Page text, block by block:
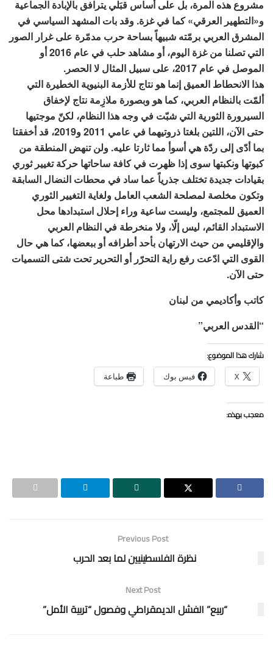
مشروع هذه المرة، بل على أساس قبَلي يترافق بالإبادة الجماعية
و«التطهير العرقي» كما في غزة. وقد بات المشهد السياسي في
المشرق العربي برمّته شبيهاً بساحة حرب مدمّرة على غرار الصور
التي تصلنا من غزة اليوم، أو مشاهد حلب في عام 2016 أو
الموصل في عام 2017، على سبيل المثال لا الحصر.
هذا الانحطاط العميق إنما هو نتاج للأزمة البنيوية الخطيرة التي
ألمّت بالنظام العربي، كما هو وبصورة ملازِمة نتاج لإخفاق
السيرورة الثورية التي شبّت في وجه هذا النظام، لكنّ موجتيها
حتى الآن، اللتين بلغتا ذروتيهما في عامي 2011 و2019، قد أخفقتا
بما أدّى إلى ردّة هي أسوأ مما ثارتا عليه. ولن تنهض المنطقة من
كبوتها ونكبتها سوى إذا ظهرت في كافة ساحاتها حركة تغيير ثوري
بقيادات جديدة تختلف جذرياً عما ساد في محطات النضال السابقة
وتكون مخلصة لمصلحة الشعب العامل ولغاية التغيير الثوري
العميق للمجتمع، وليست ساعية وراء إحلال استبدادها محل
الاستبداد القائم، ليس إلّا، ولا منخرطة في النظام العربي
والإقليمي من حيث الارتهان بأحد أطرافه أو ببعضها، كما هي حال
القوى التي ادّعت رفع راية التحرّر أو التحرير تحت شتى التسميات
حتى الآن.
كاتب وأكاديمي من لبنان
“القدس العربي”
شارك هذا الموضوع:
X فيس بوك طباعة
معجب بهذه:
Previous Post
نظرة الفلسطينيين لما بعد الحرب
Next Post
“ربيع” الفشل الديمقراطي وفصول “تربية الأمل”